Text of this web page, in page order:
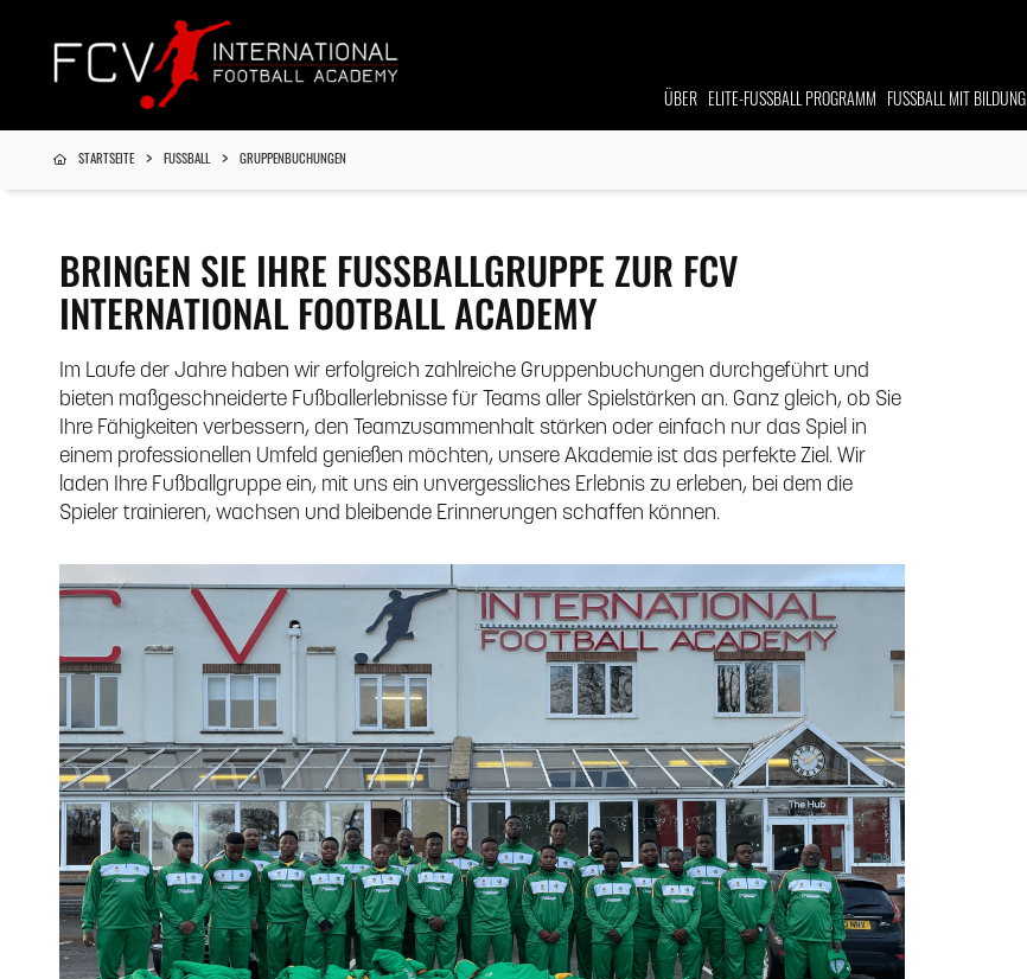
ÜBER ELITE-FUSSBALLPROGRAMM FUSSBALL MIT BILDUNG
STARTSEITE FUSSBALL GRUPPENBUCHUNGEN
BRINGEN SIE IHRE FUSSBALLGRUPPE ZUR FCV I
NTERNATIONAL FOOTBALL ACADEMY
Im Laufe der Jahre haben wir erfolgreich zahlreiche Gruppenbuchungen durchgeführt und
bieten maßgeschneiderte Fußballerlebnisse für Teams aller Spielstärken an. Ganz gleich, ob Sie
Ihre Fähigkeiten verbessern, den Teamzusammenhalt stärken oder einfach nur das Spiel in
einem professionellen Umfeld genießen möchten, unsere Akademie ist das perfekte Ziel. Wir
laden Ihre Fußballgruppe ein, mit uns ein unvergessliches Erlebnis zu erleben, bei dem die
Spieler trainieren, wachsen und bleibende Erinnerungen schaffen können.